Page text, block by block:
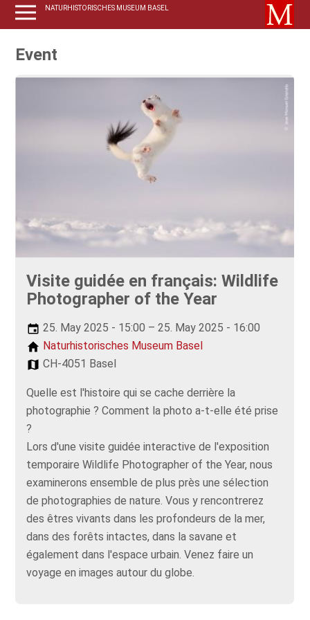
NATURHISTORISCHES MUSEUM BASEL
Event
Visite guidée en français: Wildlife
Photographer of the Year
25. May 2025 - 15:00 – 25. May 2025 - 16:00
Naturhistorisches Museum Basel
CH-4051 Basel
Quelle est l'histoire qui se cache derrière la
photographie ? Comment la photo a-t-elle été prise
?
Lors d'une visite guidée interactive de l'exposition
temporaire Wildlife Photographer of the Year, nous
examinerons ensemble de plus près une sélection
de photographies de nature. Vous y rencontrerez
des êtres vivants dans les profondeurs de la mer,
dans des forêts intactes, dans la savane et
également dans l'espace urbain. Venez faire un
voyage en images autour du globe.